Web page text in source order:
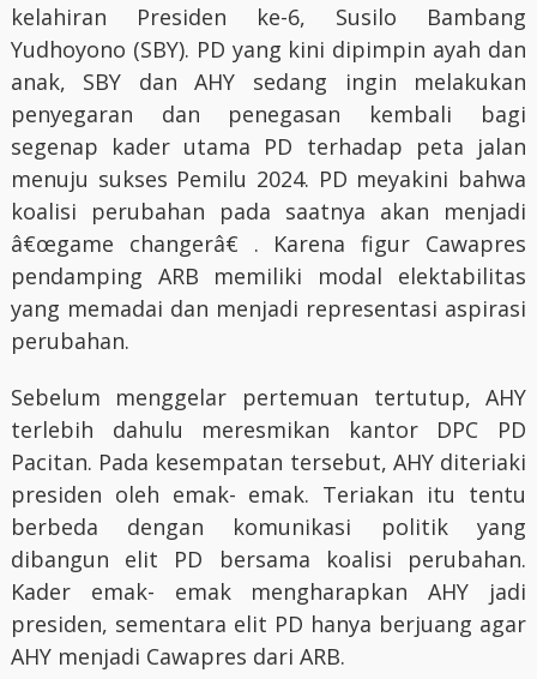
kelahiran Presiden ke-6, Susilo Bambang
Yudhoyono (SBY). PD yang kini dipimpin ayah dan
anak, SBY dan AHY sedang ingin melakukan
penyegaran dan penegasan kembali bagi
segenap kader utama PD terhadap peta jalan
menuju sukses Pemilu 2024. PD meyakini bahwa
koalisi perubahan pada saatnya akan menjadi
â€œgame changerâ€ . Karena figur Cawapres
pendamping ARB memiliki modal elektabilitas
yang memadai dan menjadi representasi aspirasi
perubahan.
Sebelum menggelar pertemuan tertutup, AHY
terlebih dahulu meresmikan kantor DPC PD
Pacitan. Pada kesempatan tersebut, AHY diteriaki
presiden oleh emak- emak. Teriakan itu tentu
berbeda dengan komunikasi politik yang
dibangun elit PD bersama koalisi perubahan.
Kader emak- emak mengharapkan AHY jadi
presiden, sementara elit PD hanya berjuang agar
AHY menjadi Cawapres dari ARB.